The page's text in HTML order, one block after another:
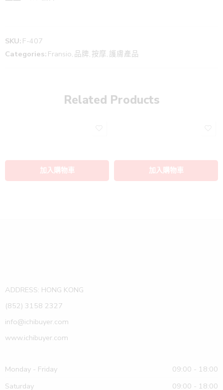
SKU: F-407
Categories: Fransio, 品牌, 按摩, 護膚產品
Related Products
ADDRESS: HONG KONG
(852) 3158 2327
info@ichibuyer.com
www.ichibuyer.com
Monday - Friday
09:00 - 18:00
Saturday
09:00 - 18:00